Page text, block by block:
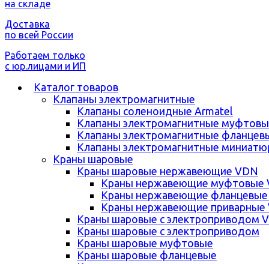
на складе
Доставка
по всей России
Работаем только
с юр.лицами и ИП
Каталог товаров
Клапаны электромагнитные
Клапаны соленоидные Armatel
Клапаны электромагнитные
Клапаны электромагнитные
Клапаны электромагнитные
Краны шаровые
Краны шаровые нержавеющие VDN
Краны нержавеющие муфтовые
Краны нержавеющие фланцевые
Краны нержавеющие приварные
Краны шаровые с электроприводом
Краны шаровые с электроприводом
Краны шаровые муфтовые
Краны шаровые фланцевые